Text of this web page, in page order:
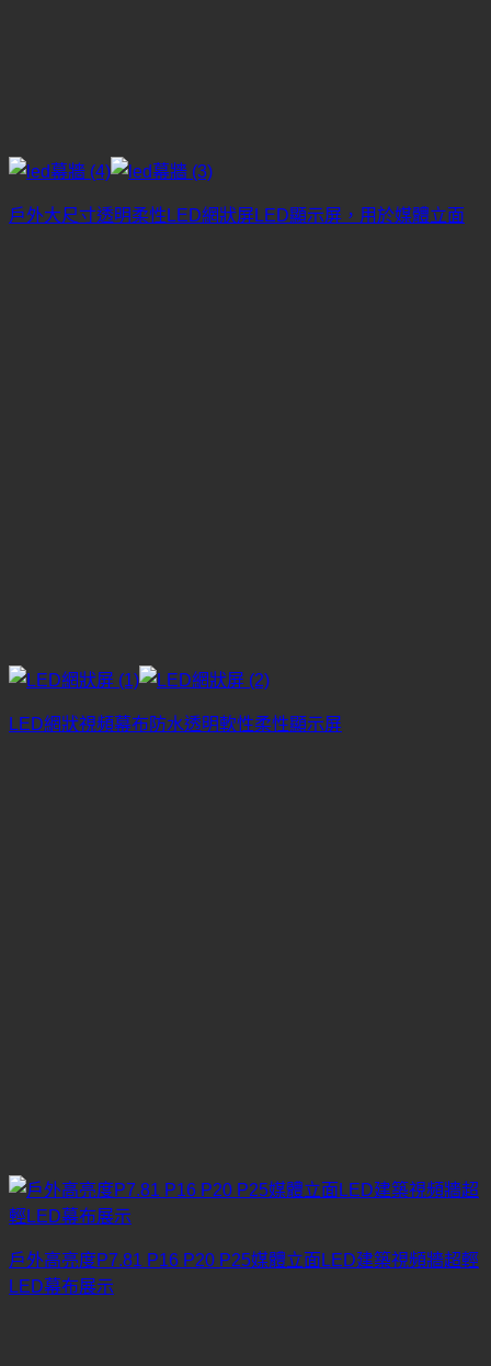
戶外大尺寸透明柔性LED網狀屏LED顯示屏，用於媒體立面
LED網狀視頻幕布防水透明軟性柔性顯示屏
戶外高亮度P7.81 P16 P20 P25媒體立面LED建築視頻牆超輕
LED幕布展示